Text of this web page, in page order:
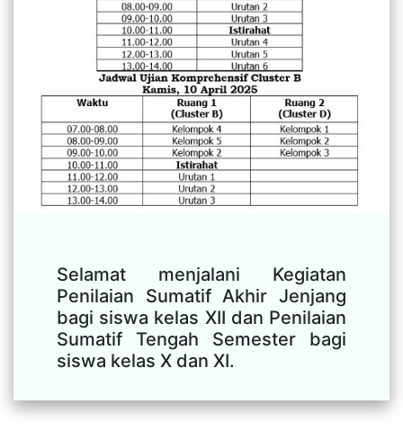
Selamat menjalani Kegiatan
Penilaian Sumatif Akhir Jenjang
bagi siswa kelas XII dan Penilaian
Sumatif Tengah Semester bagi
siswa kelas X dan XI.